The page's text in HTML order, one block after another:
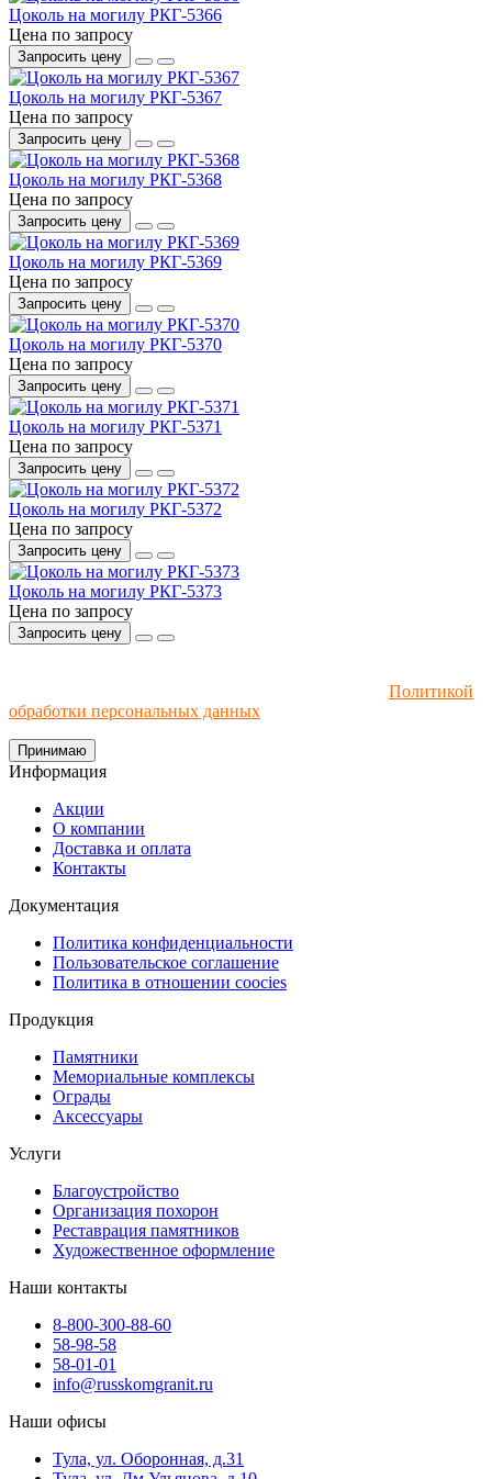
Цоколь на могилу РКГ-5366
Цена по запросу
Запросить цену
Цоколь на могилу РКГ-5367
Цена по запросу
Запросить цену
Цоколь на могилу РКГ-5368
Цена по запросу
Запросить цену
Цоколь на могилу РКГ-5369
Цена по запросу
Запросить цену
Цоколь на могилу РКГ-5370
Цена по запросу
Запросить цену
Цоколь на могилу РКГ-5371
Цена по запросу
Запросить цену
Цоколь на могилу РКГ-5372
Цена по запросу
Запросить цену
Цоколь на могилу РКГ-5373
Цена по запросу
Запросить цену
Политикой
обработки персональных данных
Принимаю
Информация
Акции
О компании
Доставка и оплата
Контакты
Документация
Политика конфиденциальности
Пользовательское соглашение
Политика в отношении coocies
Продукция
Памятники
Мемориальные комплексы
Ограды
Аксессуары
Услуги
Благоустройство
Организация похорон
Реставрация памятников
Художественное оформление
Наши контакты
8-800-300-88-60
58-98-58
58-01-01
info@russkomgranit.ru
Наши офисы
Тула, ул. Оборонная, д.31